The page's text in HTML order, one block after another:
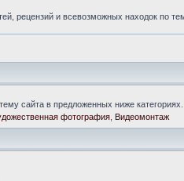
рецензий и всевозможных находок по
сайта в предложенных ниже категориях.
фотография Видеомонтаж